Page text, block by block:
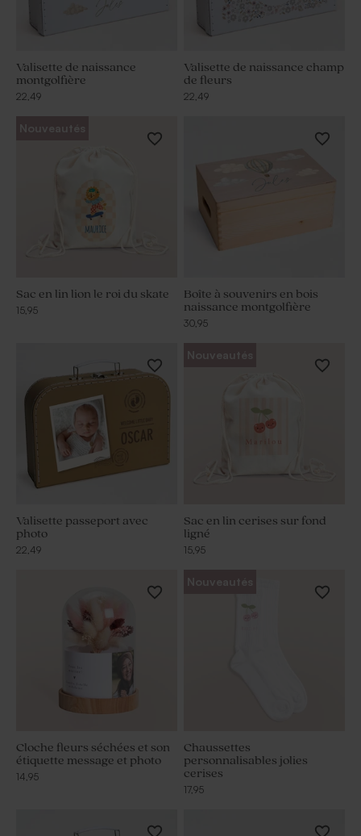
Valisette de naissance
montgolfière
22,49
Valisette de naissance champ
de fleurs
22,49
Nouveautés
Sac en lin lion le roi du skate
15,95
Boîte à souvenirs en bois
naissance montgolfière
30,95
Valisette passeport avec
photo
22,49
Nouveautés
Sac en lin cerises sur fond
ligné
15,95
Cloche fleurs séchées et son
étiquette message et photo
14,95
Nouveautés
Chaussettes
personnalisables jolies
cerises
17,95